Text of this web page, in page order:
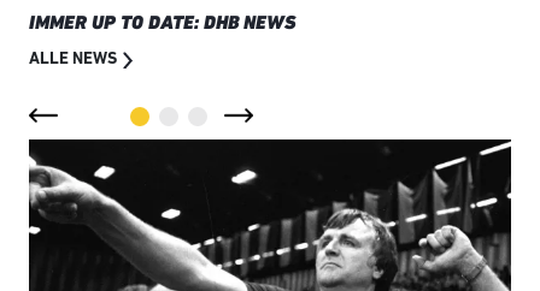
IMMER UP TO DATE: DHB NEWS
ALLE NEWS